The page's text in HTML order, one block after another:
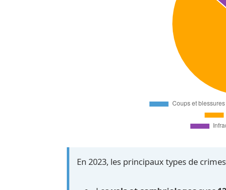
En 2023, les principaux types de